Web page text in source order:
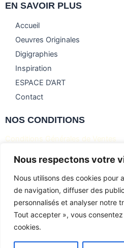
Nous respectons votre
Nous utilisons des cookies pour
de navigation, diffuser des
personnalisés et analyser notre
Tout accepter », vous
cookies.
EN SAVOIR PLUS
Accueil
Oeuvres Originales
Digigraphies
Inspiration
ESPACE D’ART
Contact
NOS CONDITIONS
Conditions Générales de Ventes
Mentions Légales
Politique de retour et
© 2023 Françoise Dedon –